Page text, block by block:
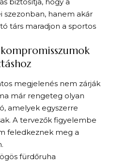
biztosítja, hogy a
szezonban, hanem akár
társ maradjon a sportos
megjelenés nem zárják
már rengeteg olyan
amelyek egyszerre
A tervezők figyelembe
feledkeznek meg a
fürdőruha